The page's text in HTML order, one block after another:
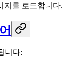
지를 로드합니다.
니다: